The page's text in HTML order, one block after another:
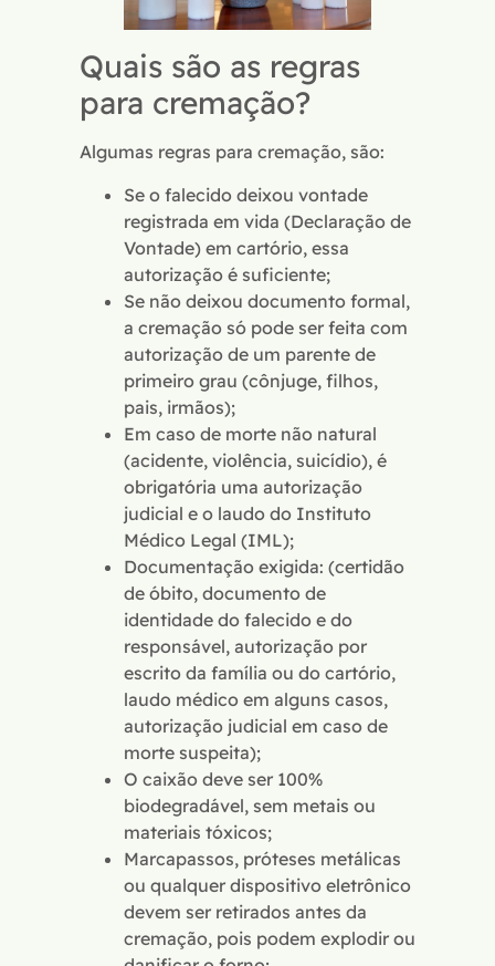
Quais são as regras
para cremação?
Algumas regras para cremação, são:
Se o falecido deixou vontade
registrada em vida (Declaração de
Vontade) em cartório, essa
autorização é suficiente;
Se não deixou documento formal,
a cremação só pode ser feita com
autorização de um parente de
primeiro grau (cônjuge, filhos,
pais, irmãos);
Em caso de morte não natural
(acidente, violência, suicídio), é
obrigatória uma autorização
judicial e o laudo do Instituto
Médico Legal (IML);
Documentação exigida: (certidão
de óbito, documento de
identidade do falecido e do
responsável, autorização por
escrito da família ou do cartório,
laudo médico em alguns casos,
autorização judicial em caso de
morte suspeita);
O caixão deve ser 100%
biodegradável, sem metais ou
materiais tóxicos;
Marcapassos, próteses metálicas
ou qualquer dispositivo eletrônico
devem ser retirados antes da
cremação, pois podem explodir ou